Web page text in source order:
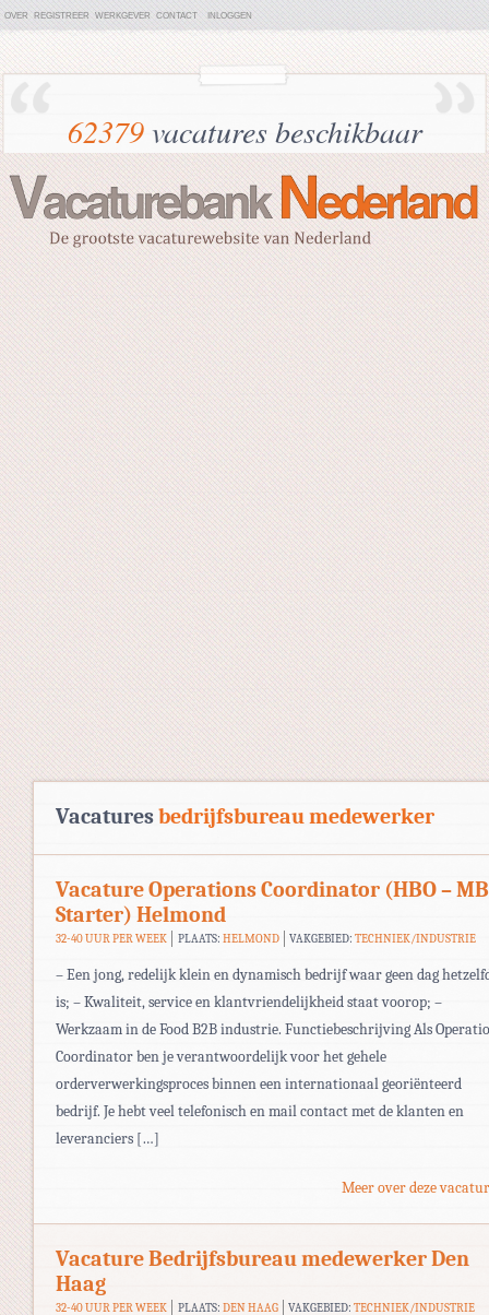
OVER REGISTREER WERKGEVER CONTACT INLOGGEN
62379vacatures beschikbaar
Vacaturesbedrijfsbureau medewerker
Vacature Operations Coordinator (HBO –
Starter) Helmond
32-40 UUR PER WEEK PLAATS: HELMOND VAKGEBIED:TECHNIEK/INDUSTRIE
– Een jong, redelijk klein en dynamisch bedrijf waar geen dag
is; – Kwaliteit, service en klantvriendelijkheid staat voorop; –
Werkzaam in de Food B2B industrie. Functiebeschrijving Als
Coordinator ben je verantwoordelijk voor het gehele
orderverwerkingsproces binnen een internationaal georiënteerd
bedrijf. Je hebt veel telefonisch en mail contact met de klanten en
leveranciers […]
Meer over deze
Vacature Bedrijfsbureau medewerker Den
Haag
32-40 UUR PER WEEK PLAATS: DEN HAAG VAKGEBIED:TECHNIEK/INDUSTRIE